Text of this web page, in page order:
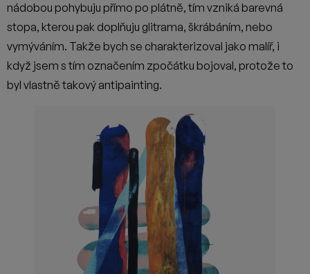
nádobou pohybuju přímo po plátně, tím vzniká barevná
stopa, kterou pak doplňuju glitrama, škrábáním, nebo
vymýváním. Takže bych se charakterizoval jako malíř, i
když jsem s tím označením zpočátku bojoval, protože to
byl vlastně takový antipainting.